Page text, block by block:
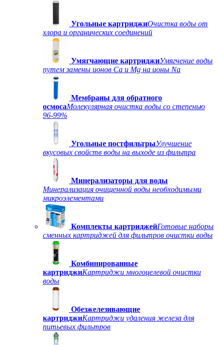
Угольные картриджиОчистка воды от
хлора и органических соединений
Умягчающие картриджиУмягчение воды
путем замены ионов Ca и Mg на ионы Na
Мембраны для обратного
осмосаМолекулярная очистка воды со степенью
96-99%
Угольные постфильтрыУлучшение
вкусовых свойств воды на выходе из фильтра
Минерализаторы для воды
Минерализация очищенной воды необходимыми
микроэлементами
Комплекты картриджейГотовые наборы
сменных картриджей для фильтров очистки воды
Комбинированные
картриджиКартриджи многоцелевой очистки
воды
Обезжелезивающие
картриджиКартриджи удаления железа для
питьевых фильтров